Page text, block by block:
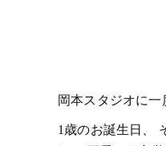
岡本スタジオに一
1歳のお誕生日、